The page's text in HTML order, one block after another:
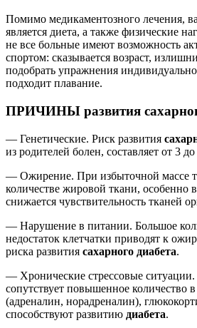
Помимо медикаментозного лечения,
является диета, а также физические
не все больные имеют возможность
спортом: сказывается возраст,
подобрать упражнения
подходит плавание.
ПРИЧИНЫ развития
— Генетические. Риск развития
из родителей болен, составляет от 3
— Ожирение. При избыточной массе
количестве жировой ткани, особенно
снижается чувствительность тканей
— Нарушение в питании. Большое
недостаток клетчатки приводят к
риска развития сахарного диабета.
— Хронические стрессовые ситуации.
сопутствует повышенное количество
(адреналин, норадреналин),
способствуют развитию диабета.